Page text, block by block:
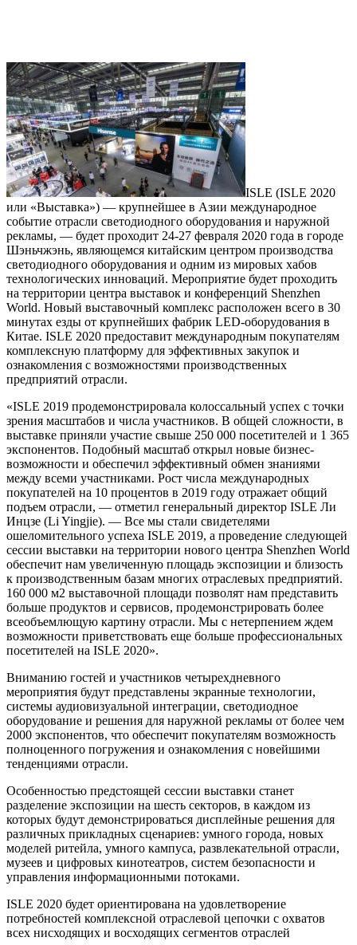
ISLE (ISLE 2020
или «Выставка») — крупнейшее в Азии международное
событие отрасли светодиодного оборудования и наружной
рекламы, — будет проходит 24-27 февраля 2020 года в городе
Шэньчжэнь, являющемся китайским центром производства
светодиодного оборудования и одним из мировых хабов
технологических инноваций. Мероприятие будет проходить
на территории центра выставок и конференций Shenzhen
World. Новый выставочный комплекс расположен всего в 30
минутах езды от крупнейших фабрик LED-оборудования в
Китае. ISLE 2020 предоставит международным покупателям
комплексную платформу для эффективных закупок и
ознакомления с возможностями производственных
предприятий отрасли.
«ISLE 2019 продемонстрировала колоссальный успех с точки
зрения масштабов и числа участников. В общей сложности, в
выставке приняли участие свыше 250 000 посетителей и 1 365
экспонентов. Подобный масштаб открыл новые бизнес-
возможности и обеспечил эффективный обмен знаниями
между всеми участниками. Рост числа международных
покупателей на 10 процентов в 2019 году отражает общий
подъем отрасли, — отметил генеральный директор ISLE Ли
Инцзе (Li Yingjie). — Все мы стали свидетелями
ошеломительного успеха ISLE 2019, а проведение следующей
сессии выставки на территории нового центра Shenzhen World
обеспечит нам увеличенную площадь экспозиции и близость
к производственным базам многих отраслевых предприятий.
160 000 м2 выставочной площади позволят нам представить
больше продуктов и сервисов, продемонстрировать более
всеобъемлющую картину отрасли. Мы с нетерпением ждем
возможности приветствовать еще больше профессиональных
посетителей на ISLE 2020».
Вниманию гостей и участников четырехдневного
мероприятия будут представлены экранные технологии,
системы аудиовизуальной интеграции, светодиодное
оборудование и решения для наружной рекламы от более чем
2000 экспонентов, что обеспечит покупателям возможность
полноценного погружения и ознакомления с новейшими
тенденциями отрасли.
Особенностью предстоящей сессии выставки станет
разделение экспозиции на шесть секторов, в каждом из
которых будут демонстрироваться дисплейные решения для
различных прикладных сценариев: умного города, новых
моделей ритейла, умного кампуса, развлекательной отрасли,
музеев и цифровых кинотеатров, систем безопасности и
управления информационными потоками.
ISLE 2020 будет ориентирована на удовлетворение
потребностей комплексной отраслевой цепочки с охватов
всех нисходящих и восходящих сегментов отраслей